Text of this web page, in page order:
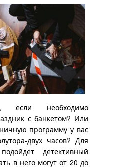
если необходимо
с банкетом? Или
программу у вас
двух часов? Для
детективный
в него могут от 20 до